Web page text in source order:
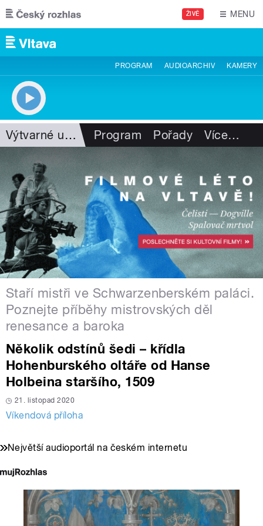
Přejít k hlavnímu obsahu
ŽIVĚ MENU
PROGRAM AUDIOARCHIV KAMERY
Výtvarné umění Program Pořady Více…
Staří mistři ve Schwarzenberském paláci.
Poznejte příběhy mistrovských děl
renesance a baroka
Několik odstínů šedi – křídla
Hohenburského oltáře od Hanse
Holbeina staršího, 1509
21. listopad 2020
Víkendová příloha
Největší audioportál na českém internetu